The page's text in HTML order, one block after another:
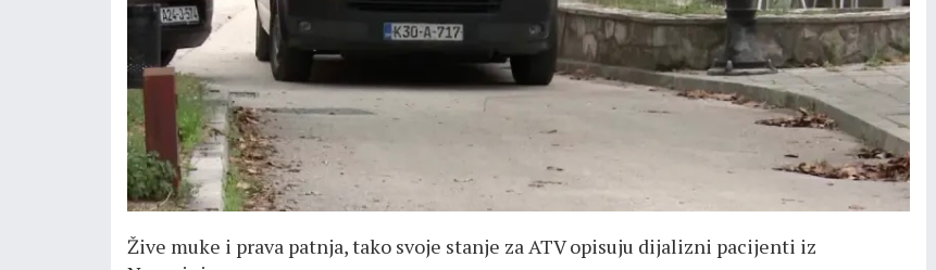
Žive muke i prava patnja, tako svoje stanje za ATV opisuju dijalizni pacijenti iz